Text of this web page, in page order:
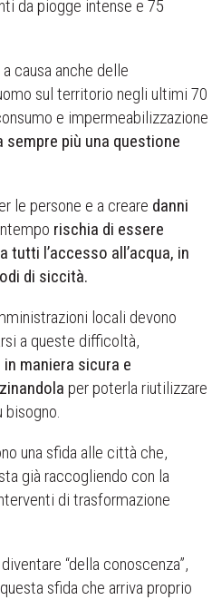
da piogge intense e 75
causa anche delle
sul territorio negli ultimi 70
e impermeabilizzazione
sempre più una questione
le persone e a creare danni
rischia di essere
tutti l’accesso all’acqua, in
di siccità.
locali devono
a queste difficoltà,
maniera sicura e
per poterla riutilizzare
bisogno.
una sfida alle città che,
già raccogliendo con la
di trasformazione
“della conoscenza”,
sfida che arriva proprio